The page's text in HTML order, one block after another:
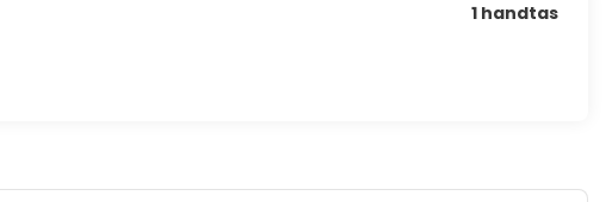
1 handtas